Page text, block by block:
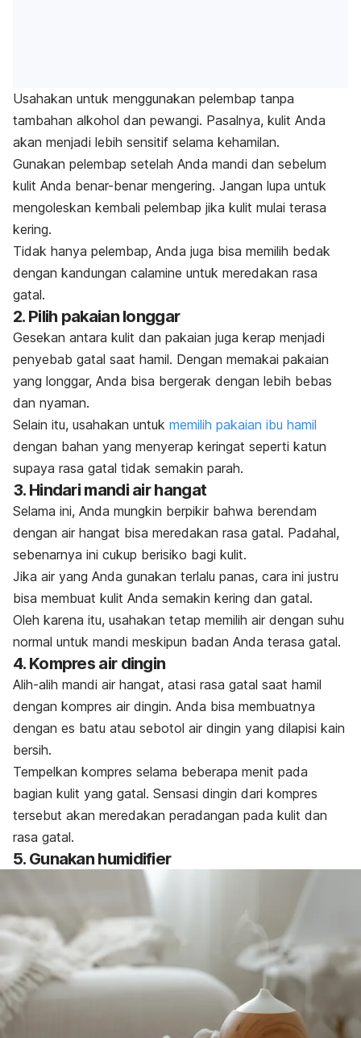
Usahakan untuk menggunakan pelembap tanpa
tambahan alkohol dan pewangi. Pasalnya, kulit Anda
akan menjadi lebih sensitif selama kehamilan.
Gunakan pelembap setelah Anda mandi dan sebelum
kulit Anda benar-benar mengering. Jangan lupa untuk
mengoleskan kembali pelembap jika kulit mulai terasa
kering.
Tidak hanya pelembap, Anda juga bisa memilih bedak
dengan kandungan calamine untuk meredakan rasa
gatal.
2. Pilih pakaian longgar
Gesekan antara kulit dan pakaian juga kerap menjadi
penyebab gatal saat hamil. Dengan memakai pakaian
yang longgar, Anda bisa bergerak dengan lebih bebas
dan nyaman.
Selain itu, usahakan untuk memilih pakaian ibu hamil
dengan bahan yang menyerap keringat seperti katun
supaya rasa gatal tidak semakin parah.
3. Hindari mandi air hangat
Selama ini, Anda mungkin berpikir bahwa berendam
dengan air hangat bisa meredakan rasa gatal. Padahal,
sebenarnya ini cukup berisiko bagi kulit.
Jika air yang Anda gunakan terlalu panas, cara ini justru
bisa membuat kulit Anda semakin kering dan gatal.
Oleh karena itu, usahakan tetap memilih air dengan suhu
normal untuk mandi meskipun badan Anda terasa gatal.
4. Kompres air dingin
Alih-alih mandi air hangat, atasi rasa gatal saat hamil
dengan kompres air dingin. Anda bisa membuatnya
dengan es batu atau sebotol air dingin yang dilapisi kain
bersih.
Tempelkan kompres selama beberapa menit pada
bagian kulit yang gatal. Sensasi dingin dari kompres
tersebut akan meredakan peradangan pada kulit dan
rasa gatal.
5. Gunakan humidifier